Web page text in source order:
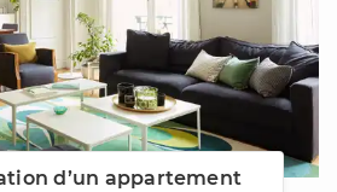
d’un appartement